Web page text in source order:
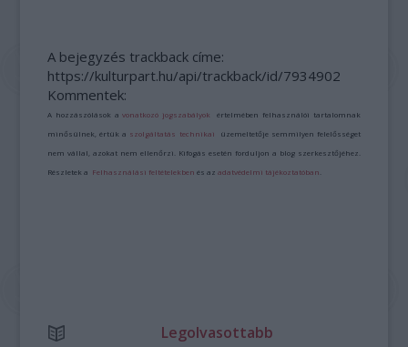
A bejegyzés trackback címe:
https://kulturpart.hu/api/trackback/id/7934902
Kommentek:
A hozzászólások avonatkozó jogszabályok értelmében felhasználói tartalomnak
minősülnek, értük a szolgáltatás technikai üzemeltetője semmilyen felelősséget
nem vállal, azokat nem ellenőrzi. Kifogás esetén forduljon a blog szerkesztőjéhez.
Részletek a Felhasználási feltételekben és azadatvédelmi tájékoztatóban
Legolvasottabb